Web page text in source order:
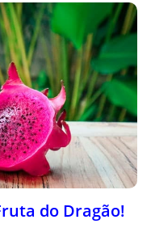
do Dragão!